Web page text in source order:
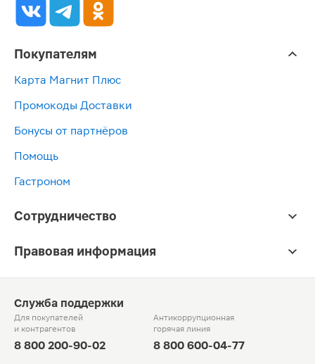
Покупателям
Карта Магнит Плюс
Промокоды Доставки
Бонусы от партнёров
Помощь
Гастроном
Сотрудничество
Правовая информация
Служба поддержки
Для покупателей
и контрагентов
8 800 200-90-02
Антикоррупционная
горячая линия
8 800 600-04-77